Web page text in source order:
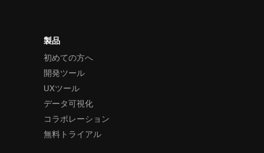
製品
初めての方へ
開発ツール
UXツール
データ可視化
コラボレーション
無料トライアル